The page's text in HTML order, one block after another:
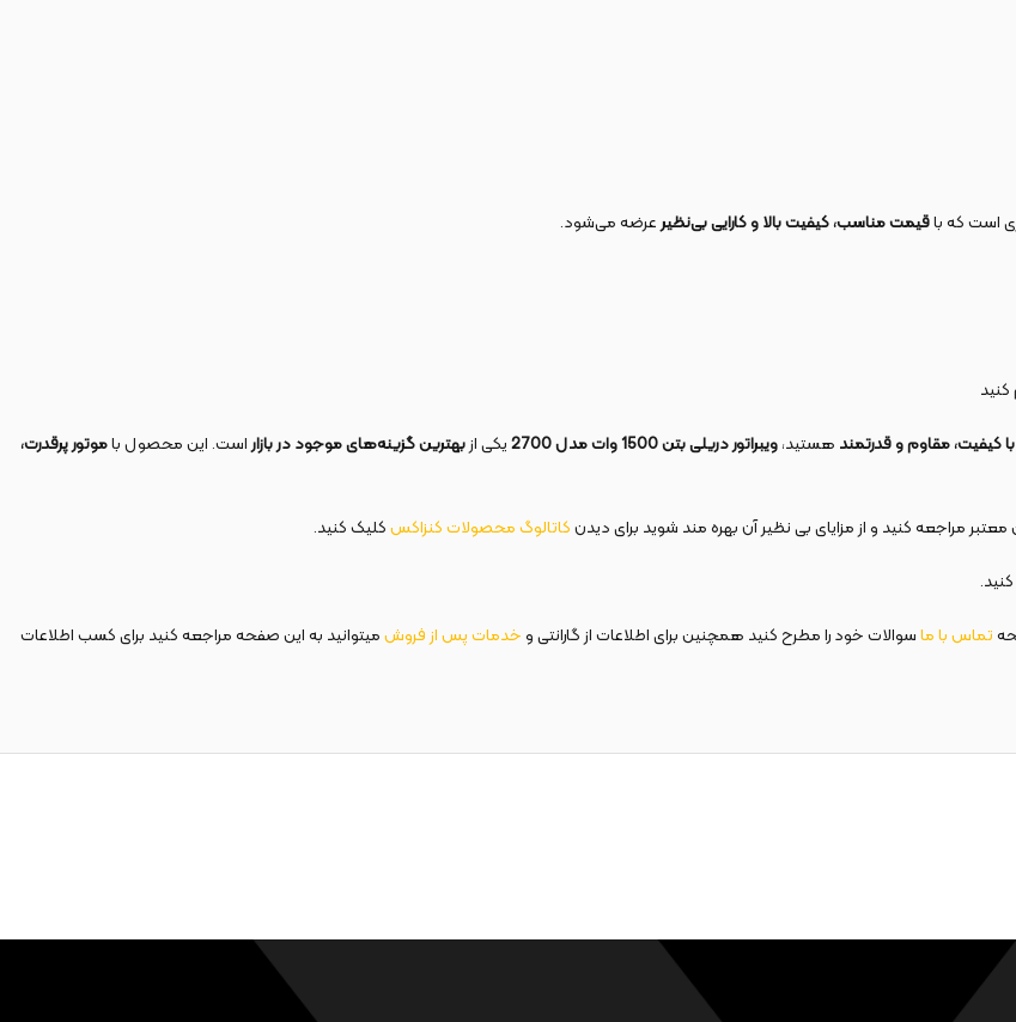
است که باقیمت مناسب، کیفیت بالا و کارایی بی‌نظیرعرضه می‌شود.
کنید
با کیفیت، مقاوم و قدرتمند هستید،ویبراتور دریلی بتن 1500 وات مدل 2700 یکی ازبهترین گزینه‌های موجود در بازاراست. این محصول باموتور پرقدرت،
معتبر مراجعه کنید و از مزایای بی نظیر آن بهره مند شوید برای دیدنکاتالوگ محصولات کنزاکسکلیک کنید.
تماس با ماسوالات خود را مطرح کنید همچنین برای اطلاعات از گارانتی وخدمات پس از فروشمیتوانید به این صفحه مراجعه کنید برای کسب اطلاعات